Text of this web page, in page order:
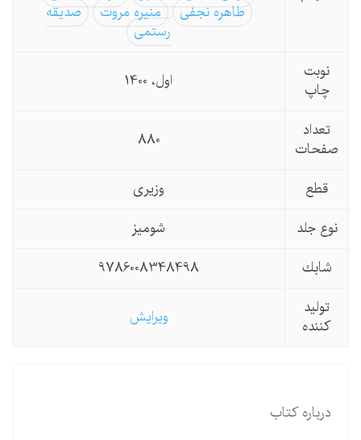
طاهره نجفی
منیره مروت
صدیقه
رستمی
نوبت
چاپ
اول، 1400
تعداد
صفحات
880
قطع
وزیری
نوع جلد
شومیز
شابك
9786008348498
تولید
كننده
ویرایش
درباره کتاب